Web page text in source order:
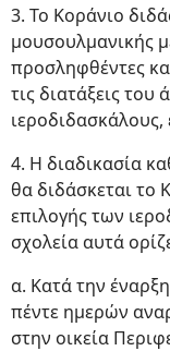
3. Το Κοράνιο
μουσουλμανικής
προσληφθέντες
τις διατάξεις
ιεροδιδασκάλους,
4. Η διαδικασία
θα διδάσκεται το
επιλογής των
σχολεία αυτά
α. Κατά την
πέντε ημερών
στην οικεία